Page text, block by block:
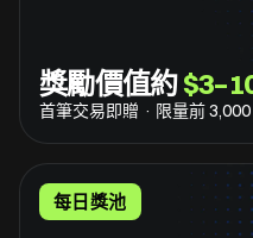
獎勵價值約
首筆交易即贈 · 限量前 3,000
每日獎池